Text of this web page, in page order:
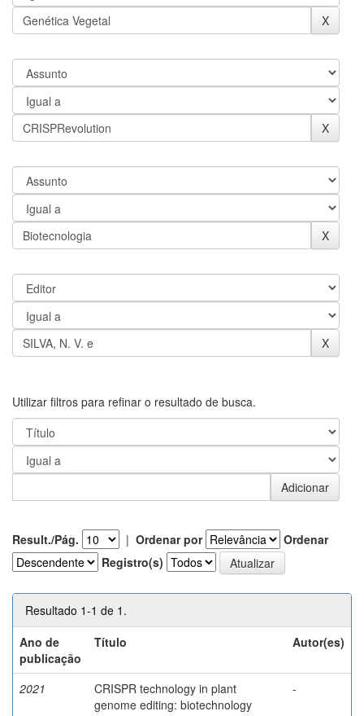
Utilizar filtros para refinar o resultado de busca.
Result./Pág. | Ordenar por
Ordenar
Registro(s)
Resultado 1-1 de 1.
Ano de
publicação
Título Autor(es)
2021
CRISPR technology in plant
genome editing: biotechnology
-